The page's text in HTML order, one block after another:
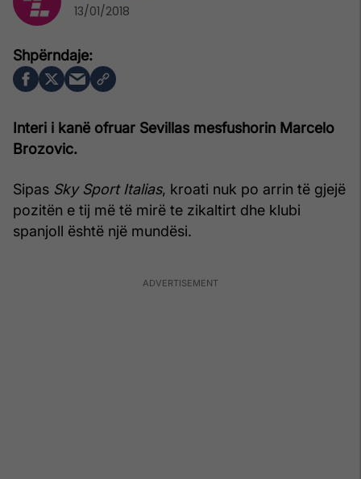
Interi i kanë ofruar Sevillas mesfushorin Marcelo
Brozovic.
Sipas Sky Sport Italias, kroati nuk po arrin të gjejë
pozitën e tij më të mirë te zikaltirt dhe klubi
spanjoll është një mundësi.
13/01/2018